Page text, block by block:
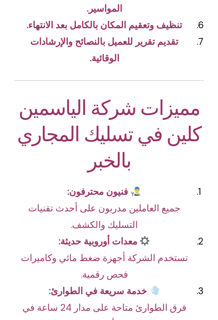
المواسير.
تنظيف وتعقيم المكان بالكامل بعد الانتهاء.
تقديم تقرير للعميل بالنصائح والإرشادات
الوقائية.
مميزات شركة الياسمين
كلين في تسليك المجاري
بالخبر
فنيون محترفون:
جميع العاملين مدربون على أحدث تقنيات
التسليك والكشف.
معدات أوروبية حديثة:
تستخدم الشركة أجهزة ضغط مائي وكاميرات
فحص رقمية.
خدمة سريعة في الطوارئ:
فرق الطوارئ متاحة على مدار 24 ساعة في